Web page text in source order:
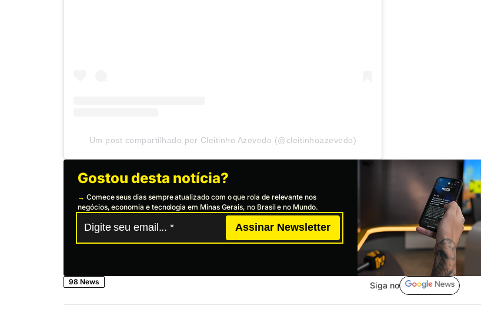
Um post compartilhado por Cleitinho Azevedo (@cleitinhoazevedo)
Gostou desta notícia?
→ Comece seus dias sempre atualizado com o que rola de relevante nos
negócios, economia e tecnologia em Minas Gerais, no Brasil e no Mundo.
Assinar Newsletter
98 News Siga no